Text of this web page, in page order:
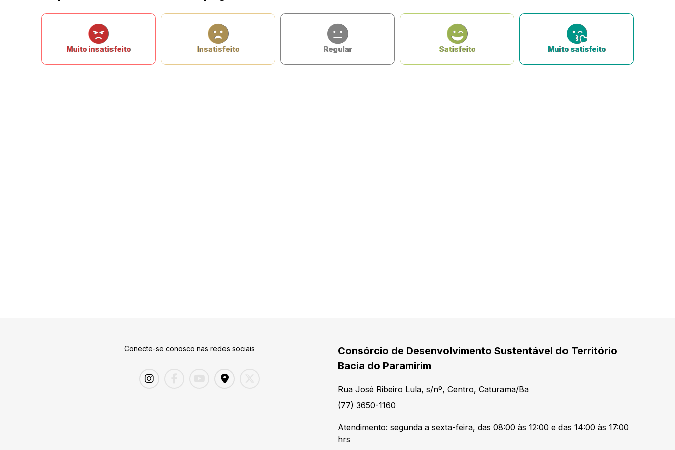
Muito insatisfeito Insatisfeito Regular Satisfeito Muito satisfeito
Conecte-se conosco nas redes sociais
Consórcio de Desenvolvimento Sustentável do Território
Bacia do Paramirim
Rua José Ribeiro Lula, s/nº, Centro, Caturama/Ba
(77) 3650-1160
Atendimento: segunda a sexta-feira, das 08:00 às 12:00 e das 14:00 às 17:00
hrs